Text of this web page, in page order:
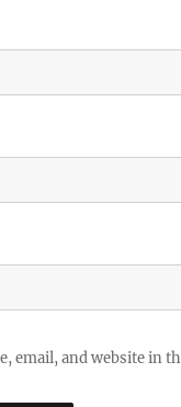
email, and website in